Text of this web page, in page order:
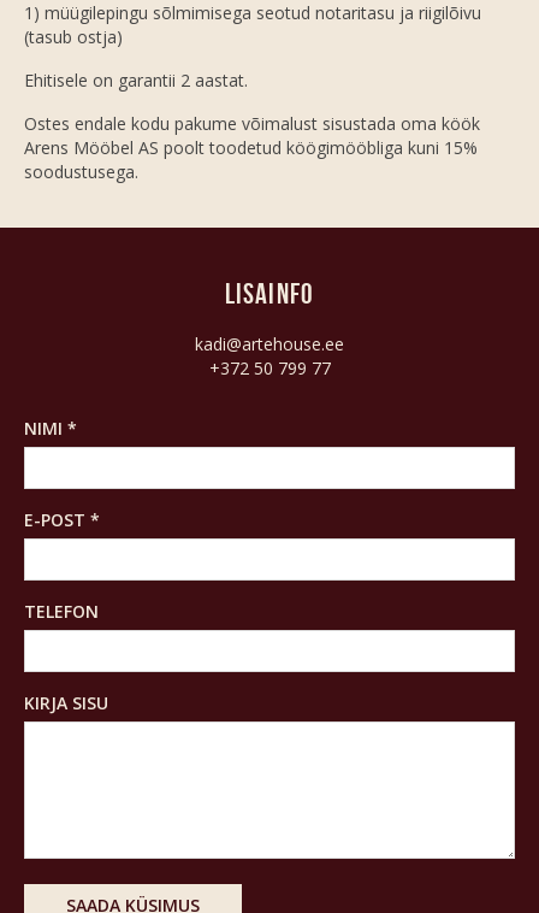
1) müügilepingu sõlmimisega seotud notaritasu ja riigilõivu
(tasub ostja)
Ehitisele on garantii 2 aastat.
Ostes endale kodu pakume võimalust sisustada oma köök
Arens Mööbel AS poolt toodetud köögimööbliga kuni 15%
soodustusega.
Lisainfo
kadi@artehouse.ee
+372 50 799 77
NIMI *
E-POST *
TELEFON
KIRJA SISU